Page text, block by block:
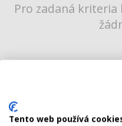
Pro zadaná kriteria
Tento web používá